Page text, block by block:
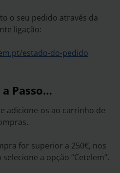
o seu pedido através da
ligação:
estado-do-pedido
a Passo…
adicione-os ao carrinho de
for superior a 250€, nos
a opção “Cetelem”.